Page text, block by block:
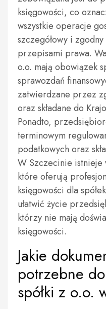
księgowości, co
wszystkie operacje
szczegółowy i
przepisami prawa.
o.o. mają obowiązek
sprawozdań
zatwierdzane przez
oraz składane do
Ponadto,
terminowym
podatkowych oraz
W Szczecinie istnieje
które oferują
księgowości dla
ułatwić życie
którzy nie mają
księgowości.
Jakie
potrzebne
spółki z o.o.